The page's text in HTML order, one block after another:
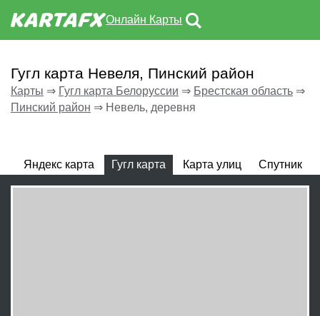
Онлайн Карты
Гугл карта Невеля, Пинский район
Карты ⇒ Гугл карта Белоруссии ⇒ Брестская область ⇒
Пинский район ⇒ Невель, деревня
Яндекс карта Гугл карта Карта улиц Спутник